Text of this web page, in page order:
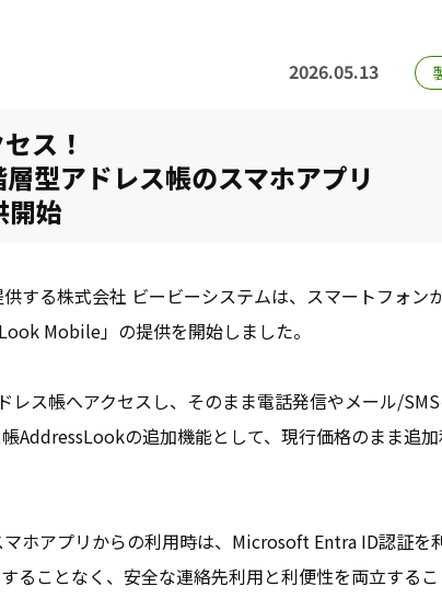
2026.05.13
ス！
型アドレス帳のスマホアプリ
開始
する株式会社 ビービーシステムは、スマートフォン
Mobile」の提供を開始しました。
ス帳へアクセスし、そのまま電話発信やメール/
AddressLookの追加機能として、現行価格のまま追
ホアプリからの利用時は、Microsoft Entra ID認証を
ることなく、安全な連絡先利用と利便性を両立する